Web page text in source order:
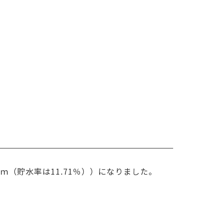
貯水率は11.71％））になりました。